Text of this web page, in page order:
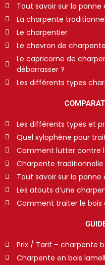
Tout savoir sur la
La charpente
Le charpentier
Le chevron de
Le capricorne de
débarrasser ?
Les différents types
Les différents types et
Quel xylophène pour
Comment lutter contre
Charpente traditionnelle
Tout savoir sur la
Les atouts d’une
Comment traiter le bois
Prix / Tarif – charpente
Charpente en bois